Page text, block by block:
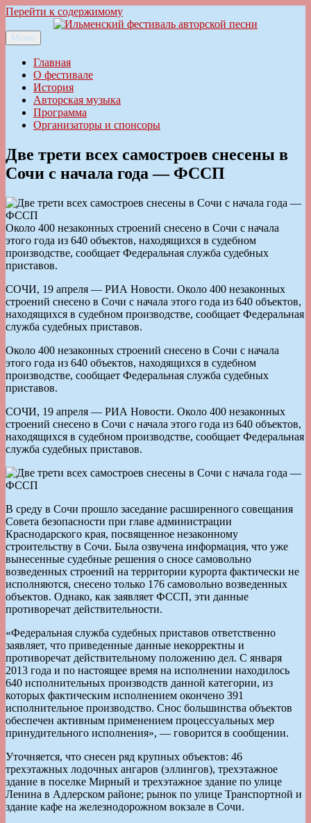
Перейти к содержимому
Ильменский фестиваль авторской песни
Меню
Главная
О фестивале
История
Авторская музыка
Программа
Организаторы и спонсоры
Две трети всех самостроев снесены в
Сочи с начала года — ФССП
Около 400 незаконных строений снесено в Сочи с начала
этого года из 640 объектов, находящихся в судебном
производстве, сообщает Федеральная служба судебных
приставов.
СОЧИ, 19 апреля — РИА Новости. Около 400 незаконных
строений снесено в Сочи с начала этого года из 640 объектов,
находящихся в судебном производстве, сообщает Федеральная
служба судебных приставов.
Около 400 незаконных строений снесено в Сочи с начала
этого года из 640 объектов, находящихся в судебном
производстве, сообщает Федеральная служба судебных
приставов.
СОЧИ, 19 апреля — РИА Новости. Около 400 незаконных
строений снесено в Сочи с начала этого года из 640 объектов,
находящихся в судебном производстве, сообщает Федеральная
служба судебных приставов.
В среду в Сочи прошло заседание расширенного совещания
Совета безопасности при главе администрации
Краснодарского края, посвященное незаконному
строительству в Сочи. Была озвучена информация, что уже
вынесенные судебные решения о сносе самовольно
возведенных строений на территории курорта фактически не
исполняются, снесено только 176 самовольно возведенных
объектов. Однако, как заявляет ФССП, эти данные
противоречат действительности.
«Федеральная служба судебных приставов ответственно
заявляет, что приведенные данные некорректны и
противоречат действительному положению дел. С января
2013 года и по настоящее время на исполнении находилось
640 исполнительных производств данной категории, из
которых фактическим исполнением окончено 391
исполнительное производство. Снос большинства объектов
обеспечен активным применением процессуальных мер
принудительного исполнения», — говорится в сообщении.
Уточняется, что снесен ряд крупных объектов: 46
трехэтажных лодочных ангаров (эллингов), трехэтажное
здание в поселке Мирный и трехэтажное здание по улице
Ленина в Адлерском районе; рынок по улице Транспортной и
здание кафе на железнодорожном вокзале в Сочи.